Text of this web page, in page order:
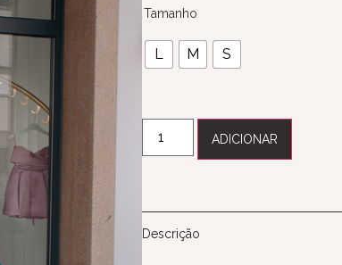
Tamanho
L M S
ADICIONAR
Descrição